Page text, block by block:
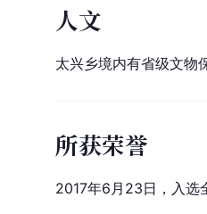
人文
太兴乡境内有省级文物
所获荣誉
2017年6月23日，入选